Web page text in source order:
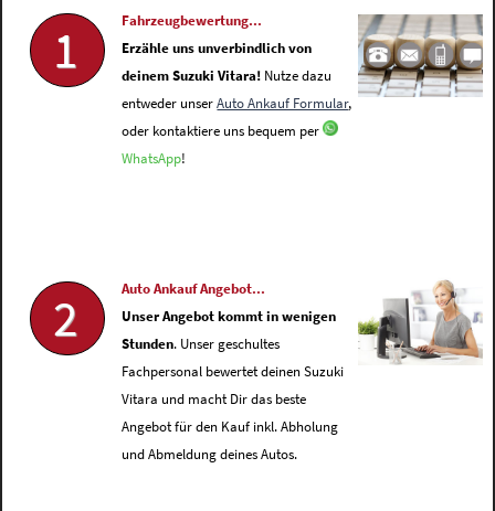
1
Fahrzeugbewertung...
Erzähle uns unverbindlich von
deinem Suzuki Vitara! Nutze dazu
entweder unserAuto Ankauf Formular,
oder kontaktiere uns bequem per
WhatsApp!
2
Auto Ankauf Angebot...
Unser Angebot kommt in wenigen
Stunden. Unser geschultes
Fachpersonal bewertet deinen Suzuki
Vitara und macht Dir das beste
Angebot für den Kauf inkl. Abholung
und Abmeldung deines Autos.